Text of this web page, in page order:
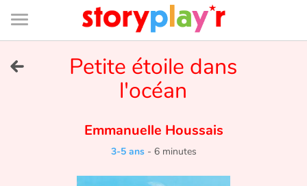
Connexion
Bibliothèque
de
page
Tester gratuitement
Bibliothèque
Petite étoile dans
l'océan
Emmanuelle Houssais
3-5 ans- 6 minutes